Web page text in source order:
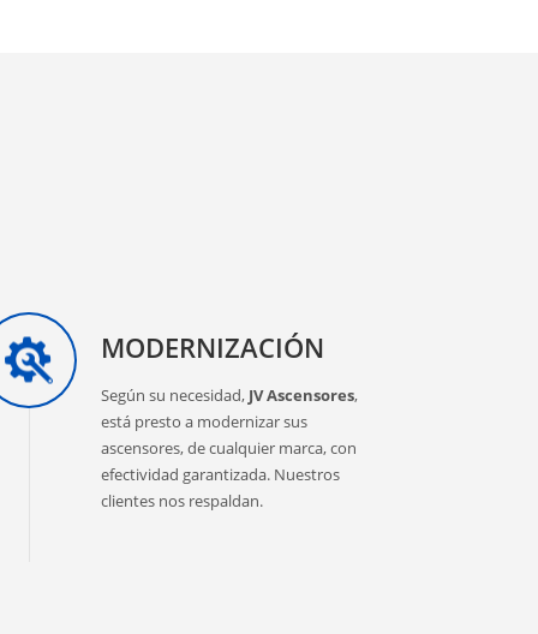
MODERNIZACIÓN
Según su necesidad, JV Ascensores,
está presto a modernizar sus
ascensores, de cualquier marca, con
efectividad garantizada. Nuestros
clientes nos respaldan.